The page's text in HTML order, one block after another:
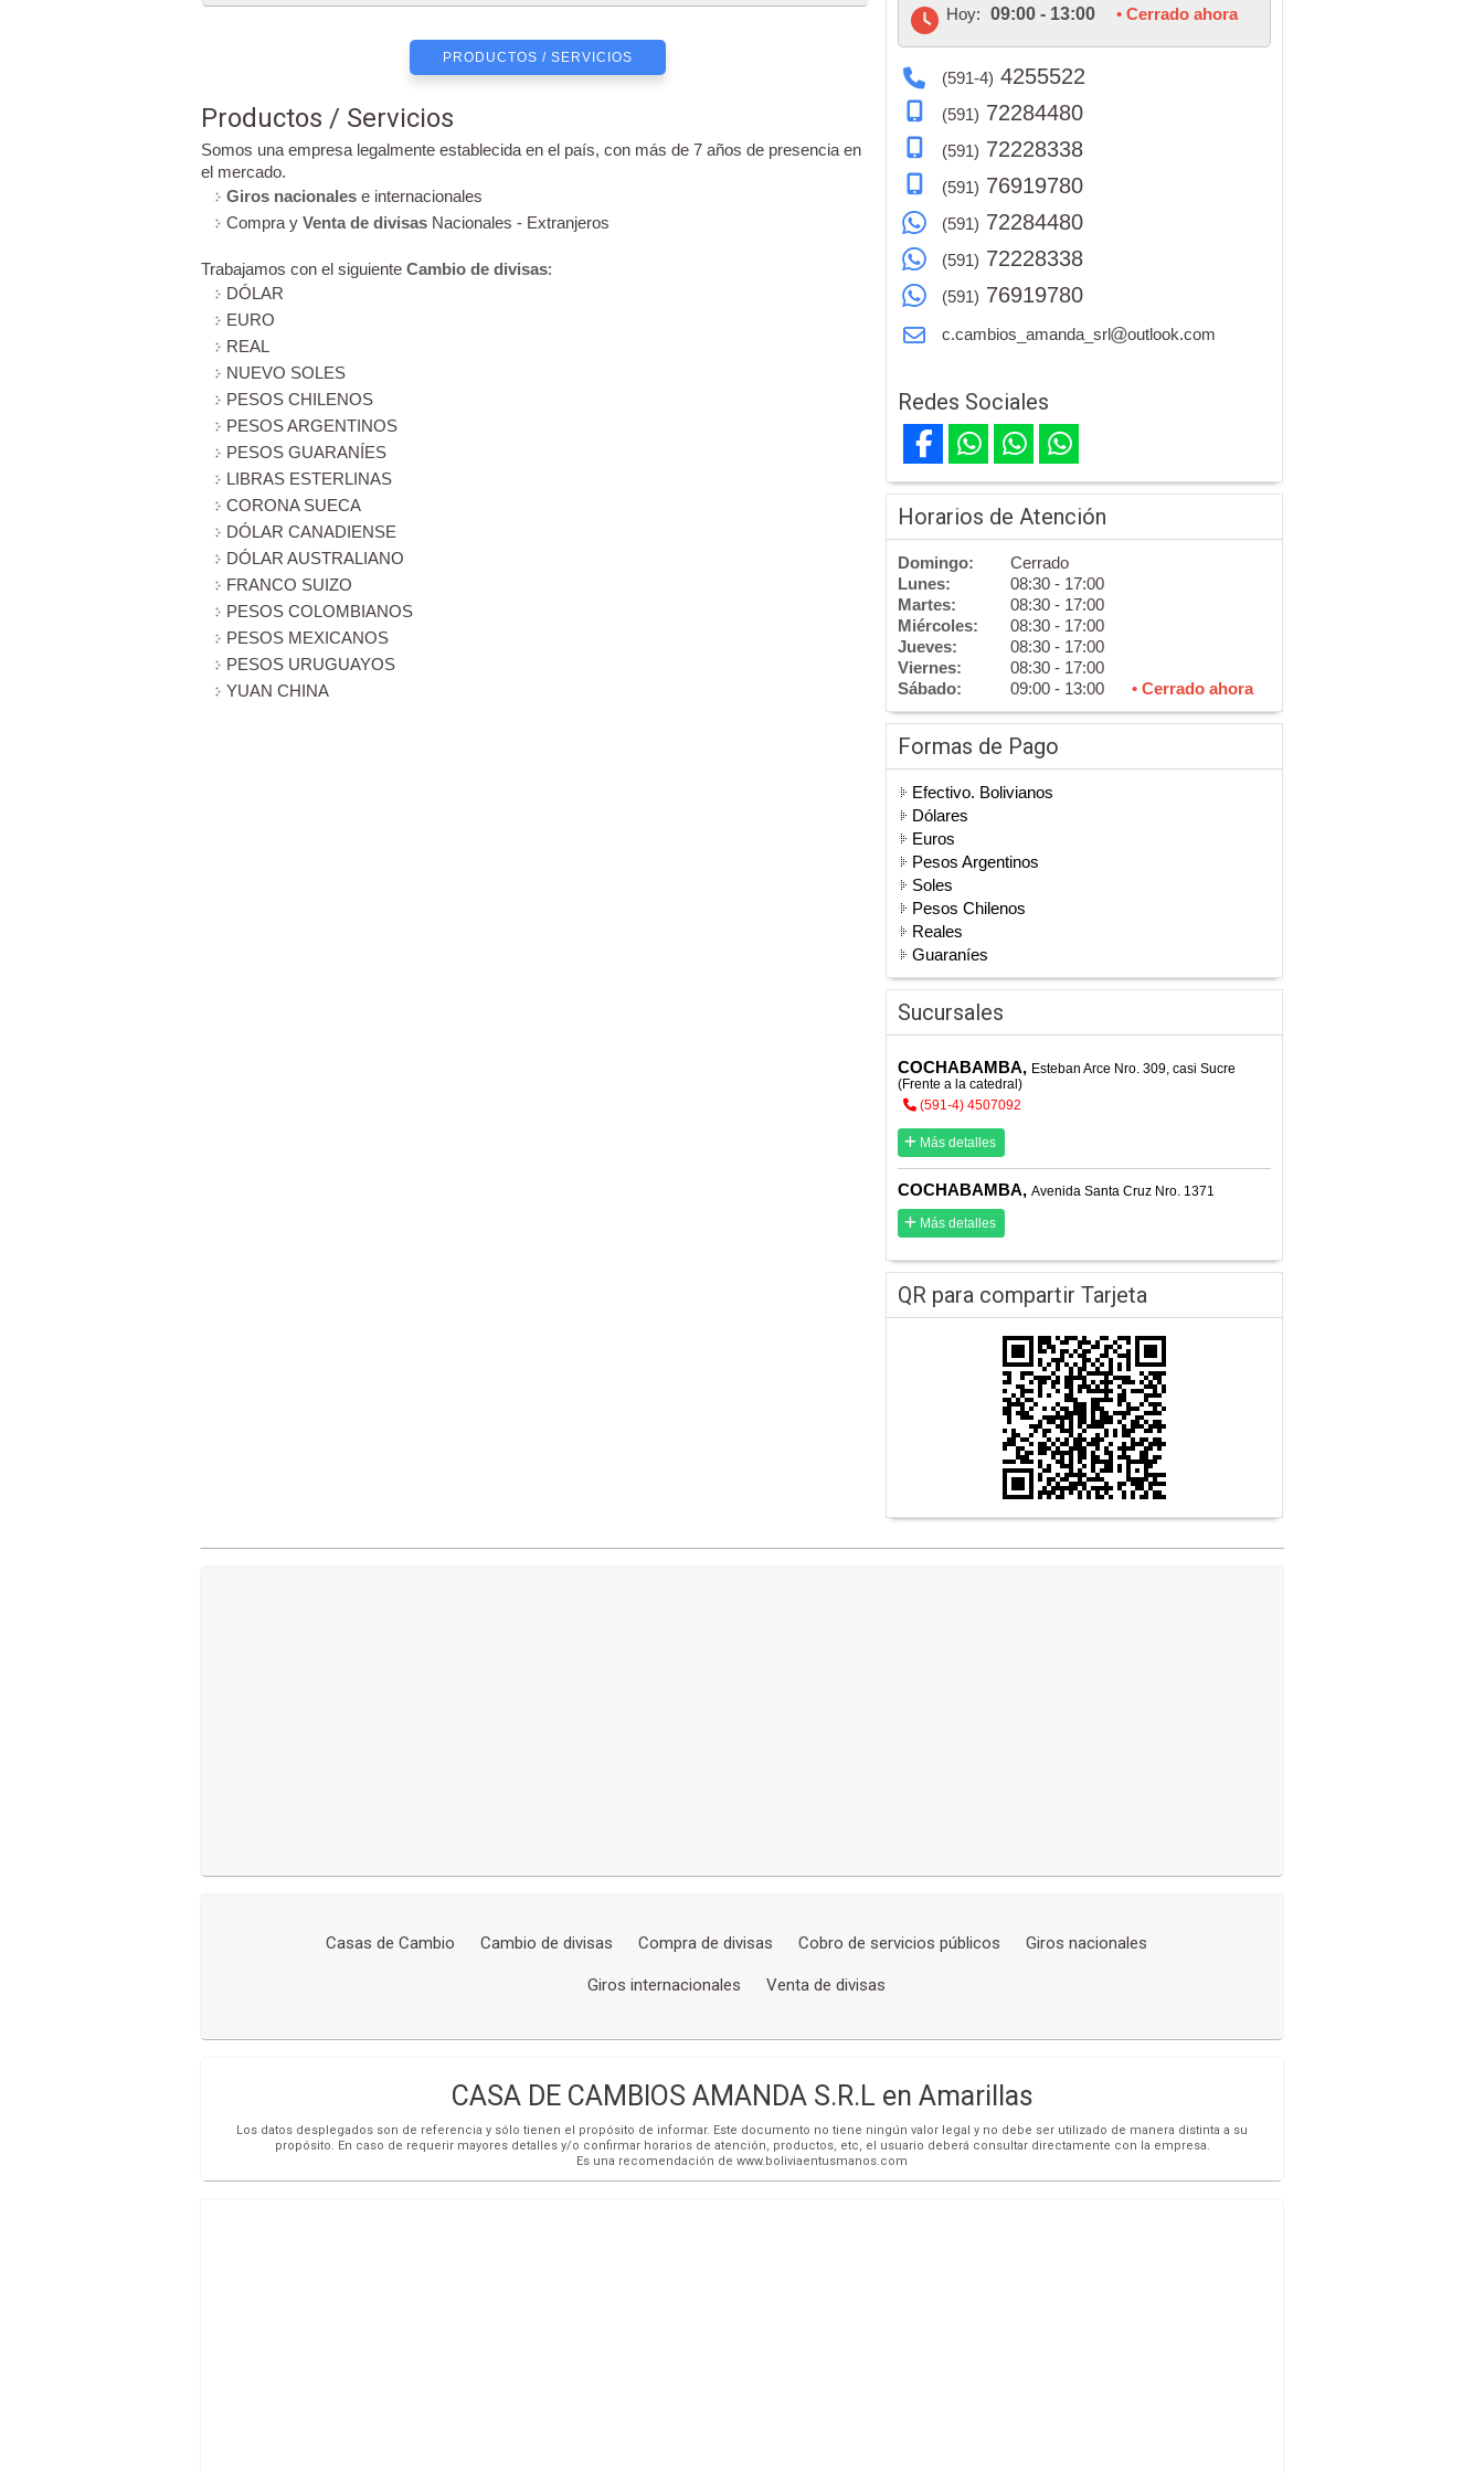
PRODUCTOS / SERVICIOS
Productos / Servicios
Somos una empresa legalmente establecida en el país, con más de 7 años de presencia en
el mercado.
Giros nacionales e internacionales
Compra y Venta de divisas Nacionales - Extranjeros
Trabajamos con el siguiente Cambio de divisas:
DÓLAR
EURO
REAL
NUEVO SOLES
PESOS CHILENOS
PESOS ARGENTINOS
PESOS GUARANÍES
LIBRAS ESTERLINAS
CORONA SUECA
DÓLAR CANADIENSE
DÓLAR AUSTRALIANO
FRANCO SUIZO
PESOS COLOMBIANOS
PESOS MEXICANOS
PESOS URUGUAYOS
YUAN CHINA
Hoy: 09:00 - 13:00 • Cerrado ahora
(591-4) 4255522
(591) 72284480
(591) 72228338
(591) 76919780
(591) 72284480
(591) 72228338
(591) 76919780
c.cambios_amanda_srl outlook.com
Redes Sociales
Horarios de Atención
Domingo:
Cerrado
Lunes:
08:30 - 17:00
Martes:
08:30 - 17:00
Miércoles:
08:30 - 17:00
Jueves:
08:30 - 17:00
Viernes:
08:30 - 17:00
Sábado:
09:00 - 13:00 • Cerrado ahora
Formas de Pago
Efectivo. Bolivianos
Dólares
Euros
Pesos Argentinos
Soles
Pesos Chilenos
Reales
Guaraníes
Sucursales
COCHABAMBA, Esteban Arce Nro. 309, casi Sucre
(Frente a la catedral)
(591-4) 4507092
Más detalles
COCHABAMBA, Avenida Santa Cruz Nro. 1371
Más detalles
QR para compartir Tarjeta
Casas de Cambio Cambio de divisas Compra de divisas Cobro de servicios públicos Giros nacionales
Giros internacionales Venta de divisas
CASA DE CAMBIOS AMANDA S.R.L en Amarillas
Los datos desplegados son de referencia y sólo tienen el propósito de informar. Este documento no tiene ningún valor legal y no debe ser utilizado de manera distinta a su
propósito. En caso de requerir mayores detalles y/o confirmar horarios de atención, productos, etc, el usuario deberá consultar directamente con la empresa.
Es una recomendación de www.boliviaentusmanos.com